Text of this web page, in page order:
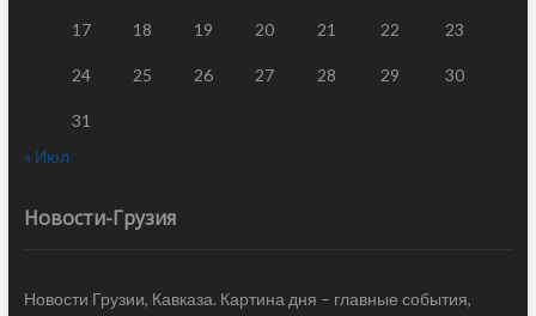
17 18 19 20 21 22 23
24 25 26 27 28 29 30
31
« Июл
Новости-Грузия
Новости Грузии, Кавказа. Картина дня – главные события,